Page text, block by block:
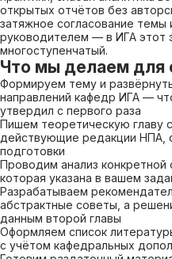
открытых отчётов без
затяжное согласование темы
руководителем — в ИГА этот
многоступенчатый.
Что мы делаем для
Формируем тему и
направлений кафедр ИГА —
утвердил с первого раза
Пишем теоретическую главу
действующие редакции НПА,
подготовки
Проводим анализ конкретной
которая указана в вашем
Разрабатываем
абстрактные советы, а
данным второй главы
Оформляем список
с учётом кафедральных